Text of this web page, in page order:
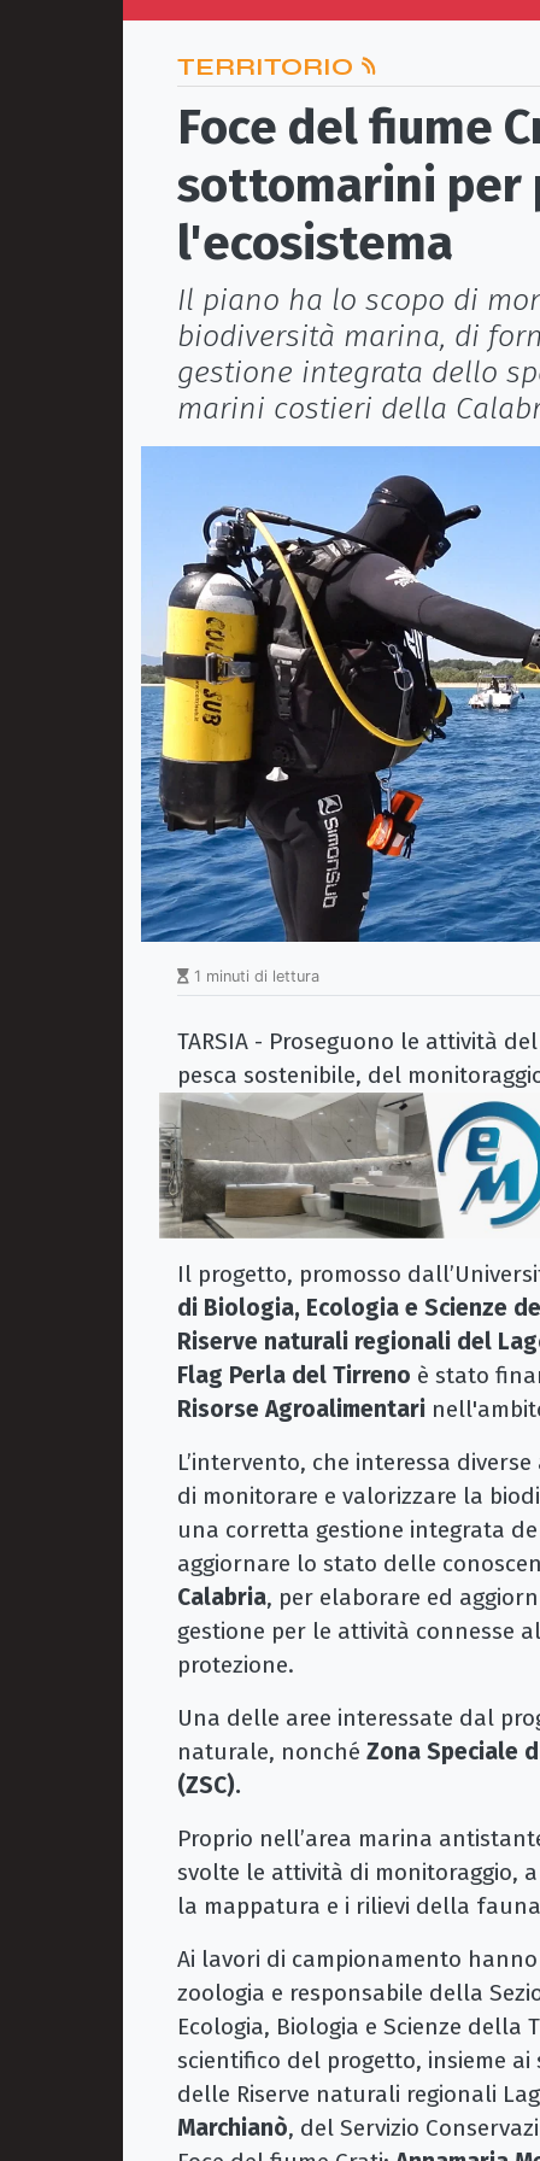
TERRITORIO
Foce del fiume
sottomarini per
l'ecosistema
Il piano ha lo scopo di
biodiversità marina, di
gestione integrata dello
marini costieri della
1 minuti di lettura
TARSIA - Proseguono le attività
pesca sostenibile, del
Il progetto, promosso
di Biologia, Ecologia e Scienze
Riserve naturali regionali del
Flag Perla del Tirreno è stato
Risorse Agroalimentari
L’intervento, che interessa
di monitorare e valorizzare la
una corretta gestione integrata
aggiornare lo stato delle
Calabria, per elaborare ed
gestione per le attività connesse
protezione.
Una delle aree interessate dal
naturale, nonché Zona Speciale
(ZSC).
Proprio nell’area marina
svolte le attività di monitoraggio,
la mappatura e i rilievi della
Ai lavori di campionamento
zoologia e responsabile della
Ecologia, Biologia e Scienze della
scientifico del progetto, insieme
delle Riserve naturali regionali
Marchianò, del Servizio